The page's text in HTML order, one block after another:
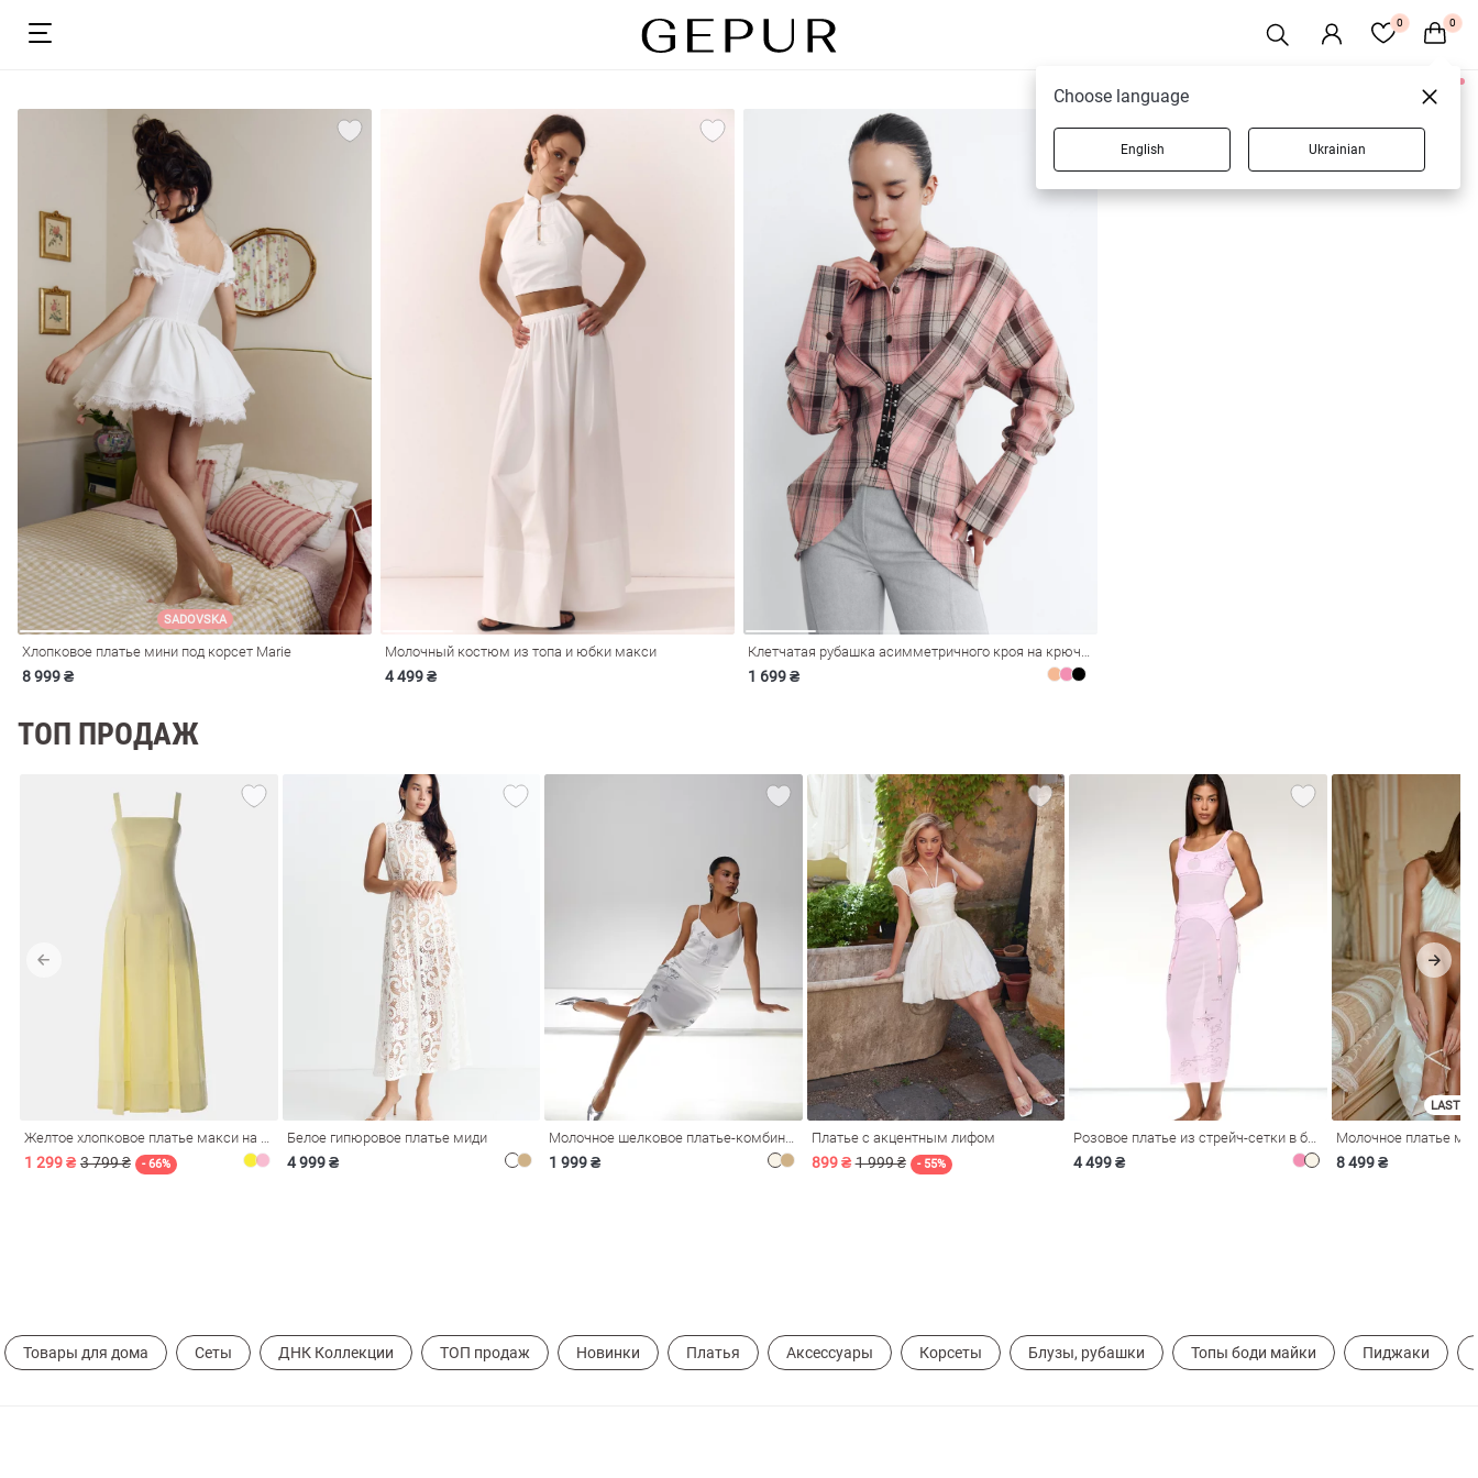
0 0
СарафаныНа
ОчкиКосметикаПлаткиПанамы
SADOVSKA
Хлопковое платье мини под корсет Marie
8 999 ₴
Молочный костюм из топа и юбки макси
4 499 ₴
Клетчатая рубашка асимметричного кроя на крючках в персиковом оттенке
1 699 ₴
ТОП ПРОДАЖ
1 299 ₴ 3 799 ₴ - 66%
Белое гипюровое платье миди
4 999 ₴ 1 999 ₴
Платье с акцентным лифом
899 ₴ 1 999 ₴ - 55% 4 499 ₴
LAST
8 499 ₴
Товары для дома Сеты ДНК Коллекции ТОП продаж Новинки Платья Аксессуары Корсеты Блузы, рубашки Топы боди майки Пиджаки
Choose language
English Ukrainian